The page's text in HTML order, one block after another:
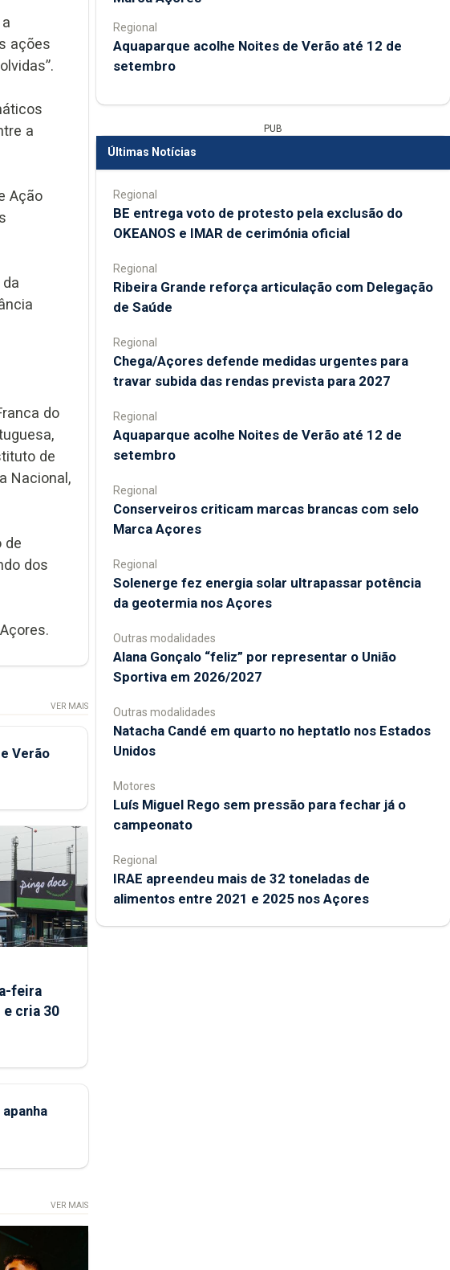
ações
a
Ação
do
de
Nacional,
de
dos
VER MAIS
Verão
feira
e cria 30
VER MAIS
Regional
Aquaparque acolhe Noites de Verão até 12 de
setembro
PUB
Últimas Notícias
Regional
BE entrega voto de protesto pela exclusão do
OKEANOS e IMAR de cerimónia oficial
Regional
Ribeira Grande reforça articulação com Delegação
de Saúde
Regional
Chega/Açores defende medidas urgentes para
travar subida das rendas prevista para 2027
Regional
Aquaparque acolhe Noites de Verão até 12 de
setembro
Regional
Conserveiros criticam marcas brancas com selo
Marca Açores
Regional
Solenerge fez energia solar ultrapassar potência
da geotermia nos Açores
Outras modalidades
Alana Gonçalo “feliz” por representar o União
Sportiva em 2026/2027
Outras modalidades
Natacha Candé em quarto no heptatlo nos Estados
Unidos
Motores
Luís Miguel Rego sem pressão para fechar já o
campeonato
Regional
IRAE apreendeu mais de 32 toneladas de
alimentos entre 2021 e 2025 nos Açores